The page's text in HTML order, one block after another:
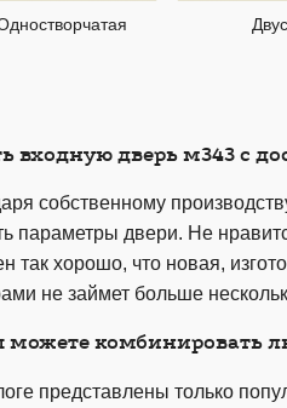
входную дверь м343 с
собственному
параметры двери. Не
так хорошо, что новая,
не займет больше
можете комбинировать
представлены только